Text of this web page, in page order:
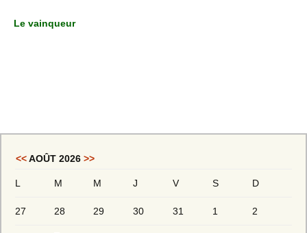
Le vainqueur
<<AOÛT 2026 >>
L M M J V S D
27 28 29 30 31 1 2